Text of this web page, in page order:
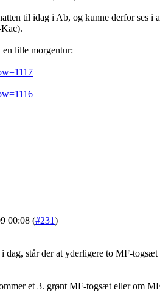
til idag i Ab, og kunne derfor ses
en lille morgentur:
00:08 (#231)
dag, står der at yderligere to MF-
et 3. grønt MF-togsæt eller om